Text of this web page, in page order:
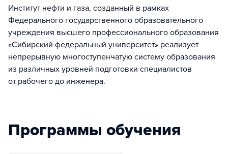
Институт нефти и газа, созданный в рамках
Федерального государственного образовательного
учреждения высшего профессионального образования
«Сибирский федеральный университет» реализует
непрерывную многоступенчатую систему образования
из различных уровней подготовки специалистов
от рабочего до инженера.
Программы обучения